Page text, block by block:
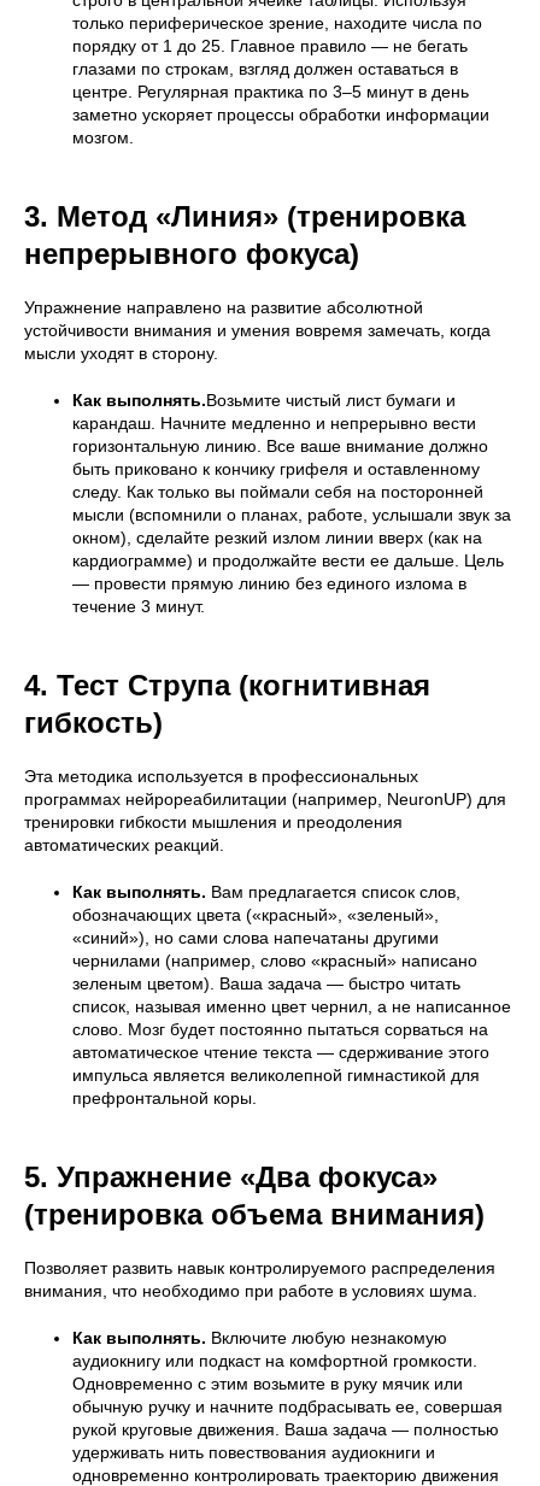
только периферическое зрение, находите числа по
порядку от 1 до 25. Главное правило — не бегать
глазами по строкам, взгляд должен оставаться в
центре. Регулярная практика по 3–5 минут в день
заметно ускоряет процессы обработки информации
мозгом.
3. Метод «Линия» (тренировка
непрерывного фокуса)
Упражнение направлено на развитие абсолютной
устойчивости внимания и умения вовремя замечать, когда
мысли уходят в сторону.
Как выполнять.Возьмите чистый лист бумаги и
карандаш. Начните медленно и непрерывно вести
горизонтальную линию. Все ваше внимание должно
быть приковано к кончику грифеля и оставленному
следу. Как только вы поймали себя на посторонней
мысли (вспомнили о планах, работе, услышали звук за
окном), сделайте резкий излом линии вверх (как на
кардиограмме) и продолжайте вести ее дальше. Цель
— провести прямую линию без единого излома в
течение 3 минут.
4. Тест Струпа (когнитивная
гибкость)
Эта методика используется в профессиональных
программах нейрореабилитации (например, NeuronUP) для
тренировки гибкости мышления и преодоления
автоматических реакций.
Как выполнять. Вам предлагается список слов,
обозначающих цвета («красный», «зеленый»,
«синий»), но сами слова напечатаны другими
чернилами (например, слово «красный» написано
зеленым цветом). Ваша задача — быстро читать
список, называя именно цвет чернил, а не написанное
слово. Мозг будет постоянно пытаться сорваться на
автоматическое чтение текста — сдерживание этого
импульса является великолепной гимнастикой для
префронтальной коры.
5. Упражнение «Два фокуса»
(тренировка объема внимания)
Позволяет развить навык контролируемого распределения
внимания, что необходимо при работе в условиях шума.
Как выполнять. Включите любую незнакомую
аудиокнигу или подкаст на комфортной громкости.
Одновременно с этим возьмите в руку мячик или
обычную ручку и начните подбрасывать ее, совершая
рукой круговые движения. Ваша задача — полностью
удерживать нить повествования аудиокниги и
одновременно контролировать траекторию движения